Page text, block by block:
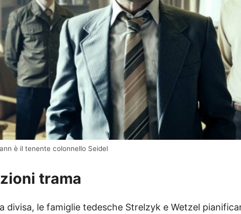
è il tenente colonnello Seidel
trama
divisa, le famiglie tedesche Strelzyk e Wetzel